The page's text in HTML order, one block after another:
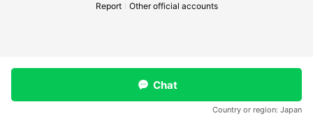
Report
Other official accounts
Chat
Country or region: Japan